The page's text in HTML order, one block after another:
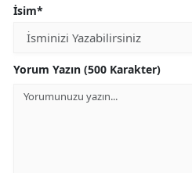
İsim*
Yorum Yazın (500 Karakter)